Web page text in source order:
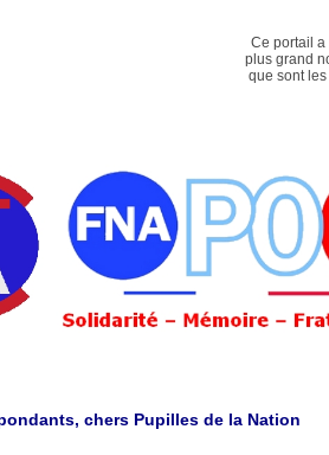
Ce portail
plus grand
que sont
chers Pupilles de la Nation